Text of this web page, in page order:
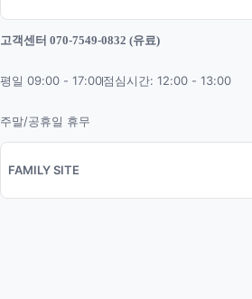
고객센터 070-7549-0832 (유료)
평일 09:00 - 17:00점심시간: 12:00 - 13:00
주말/공휴일 휴무
FAMILY SITE